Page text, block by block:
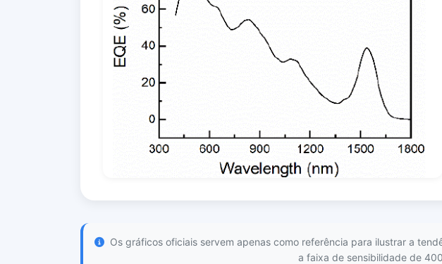
Os gráficos oficiais servem apenas como referência para ilustrar a
a faixa de sensibilidade de